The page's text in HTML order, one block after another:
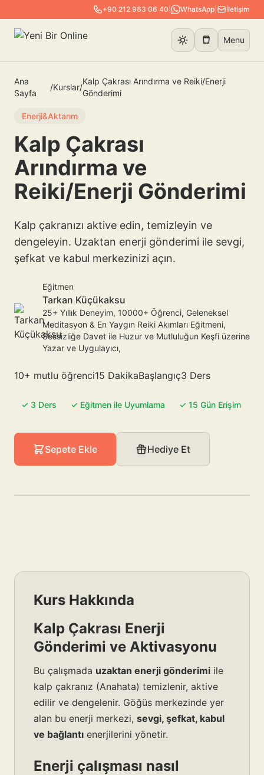
+90 212 963 06 40 WhatsApp İletişim
Menu
Ana
Sayfa
/Kurslar/
Kalp Çakrası Arındırma ve Reiki/Enerji
Gönderimi
Enerji&Aktarım
Kalp Çakrası
Arındırma ve
Reiki/Enerji Gönderimi
Kalp çakranızı aktive edin, temizleyin ve
dengeleyin. Uzaktan enerji gönderimi ile sevgi,
şefkat ve kabul merkezinizi açın.
Eğitmen
Tarkan Küçükaksu
25+ Yıllık Deneyim, 10000+ Öğrenci, Geleneksel
Meditasyon & En Yaygın Reiki Akımları Eğitmeni,
Sessizliğe Davet ile Huzur ve Mutluluğun Keşfi üzerine
Yazar ve Uygulayıcı,
10+ mutlu öğrenci15 DakikaBaşlangıç3 Ders
✓ 3 Ders ✓ Eğitmen ile Uyumlama ✓ 15 Gün Erişim
Sepete Ekle Hediye Et
Kurs Hakkında
Kalp Çakrası Enerji
Gönderimi ve Aktivasyonu
Bu çalışmada uzaktan enerji gönderimi ile
kalp çakranız (Anahata) temizlenir, aktive
edilir ve dengelenir. Göğüs merkezinde yer
alan bu enerji merkezi, sevgi, şefkat, kabul
ve bağlantı enerjilerini yönetir.
Enerji çalışması nasıl